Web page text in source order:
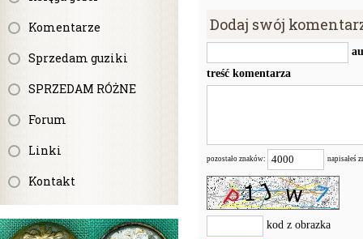
Komentarze
Sprzedam guziki
SPRZEDAM RÓŻNE
Forum
Linki
Kontakt
Dodaj swój
treść komentarza
pozostało znaków: napisałeś
kod z obrazka